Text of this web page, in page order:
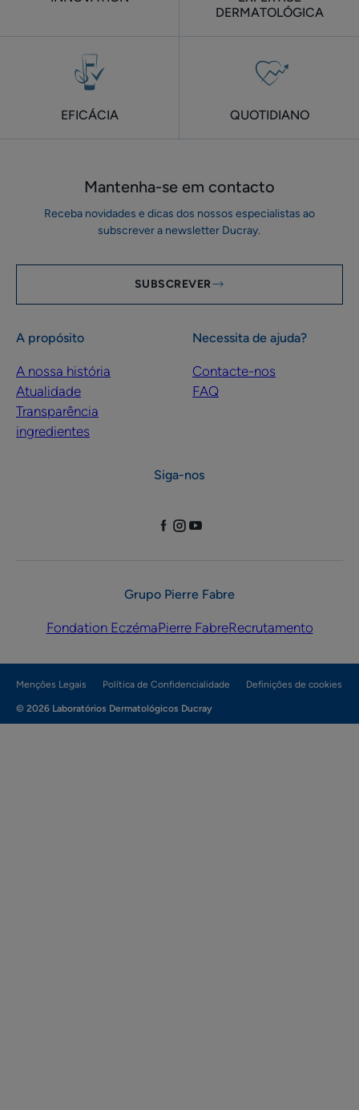
DERMATOLÓGICA
EFICÁCIA QUOTIDIANO
Mantenha-se em ​contacto
Receba novidades e dicas dos nossos especialistas ao
subscrever a newsletter Ducray.
SUBSCREVER
A propósito
A nossa história
Atualidade
Transparência
ingredientes
Necessita de ajuda?
Contacte-nos
FAQ
Siga-nos
Grupo Pierre Fabre
Fondation EczémaPierre FabreRecrutamento
Menções Legais Política de Confidencialidade Definições de cookies
© 2026 Laboratórios Dermatológicos Ducray